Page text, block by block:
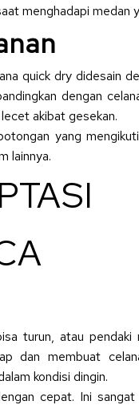
menghadapi medan
quick dry didesain
dengan
akibat gesekan.
yang
lainnya.
turun, atau pendaki
dan membuat
kondisi dingin.
cepat. Ini